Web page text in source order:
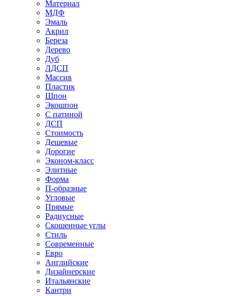
Материал
МДФ
Эмаль
Акрил
Береза
Дерево
Дуб
ЛДСП
Массив
Пластик
Шпон
Экошпон
С патиной
ДСП
Стоимость
Дешевые
Дорогие
Эконом-класс
Элитные
Форма
П-образные
Угловые
Прямые
Радиусные
Скошенные углы
Стиль
Современные
Евро
Английские
Дизайнерские
Итальянские
Кантри